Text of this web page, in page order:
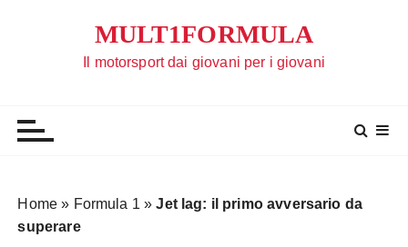
MULT1FORMULA
Il motorsport dai giovani per i giovani
Home » Formula 1 »Jet lag: il primo avversario da
superare